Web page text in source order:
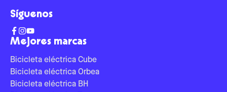
Mejores marcas
Bicicleta eléctrica Cube
Bicicleta eléctrica Orbea
Bicicleta eléctrica BH
Síguenos